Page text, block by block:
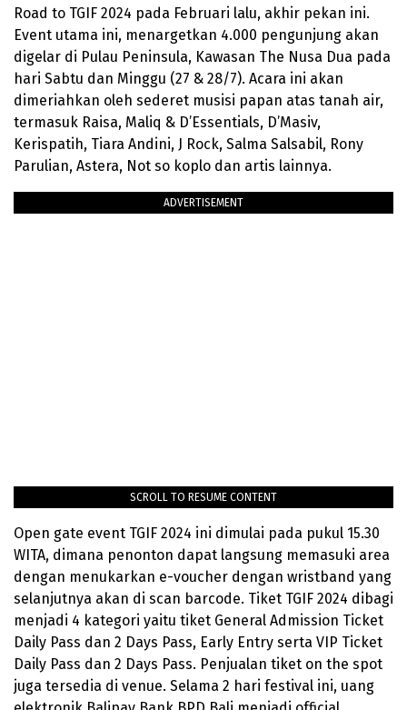
Road to TGIF 2024 pada Februari lalu, akhir pekan ini.
Event utama ini, menargetkan 4.000 pengunjung akan
digelar di Pulau Peninsula, Kawasan The Nusa Dua pada
hari Sabtu dan Minggu (27 & 28/7). Acara ini akan
dimeriahkan oleh sederet musisi papan atas tanah air,
termasuk Raisa, Maliq & D’Essentials, D’Masiv,
Kerispatih, Tiara Andini, J Rock, Salma Salsabil, Rony
Parulian, Astera, Not so koplo dan artis lainnya.
ADVERTISEMENT
SCROLL TO RESUME CONTENT
Open gate event TGIF 2024 ini dimulai pada pukul 15.30
WITA, dimana penonton dapat langsung memasuki area
dengan menukarkan e-voucher dengan wristband yang
selanjutnya akan di scan barcode. Tiket TGIF 2024 dibagi
menjadi 4 kategori yaitu tiket General Admission Ticket
Daily Pass dan 2 Days Pass, Early Entry serta VIP Ticket
Daily Pass dan 2 Days Pass. Penjualan tiket on the spot
juga tersedia di venue. Selama 2 hari festival ini, uang